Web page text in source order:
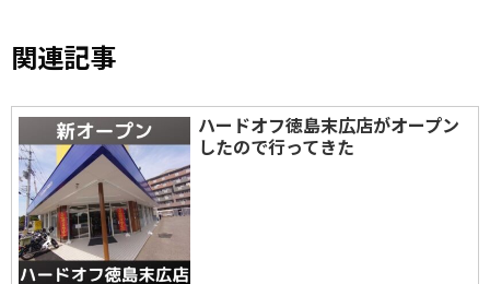
関連記事
ハードオフ徳島末広店がオープン
したので行ってきた